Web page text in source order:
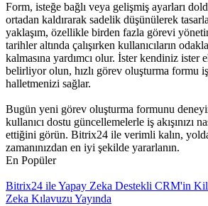
Form, isteğe bağlı veya gelişmiş ayarları
ortadan kaldırarak sadelik düşünülerek
yaklaşım, özellikle birden fazla görevi
tarihler altında çalışırken kullanıcıların
kalmasına yardımcı olur. İster kendiniz
belirliyor olun, hızlı görev oluşturma formu
halletmenizi sağlar.
Bugün yeni görev oluşturma formunu
kullanıcı dostu güncellemelerle iş akışınızı
ettiğini görün. Bitrix24 ile verimli kalın,
zamanınızdan en iyi şekilde yararlanın.
En Popüler
Bitrix24 ile Yapay Zeka Destekli CRM'in
Zeka Kılavuzu Yayında